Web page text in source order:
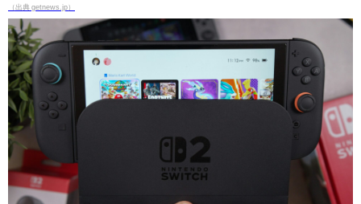
（出典 getnews.jp）